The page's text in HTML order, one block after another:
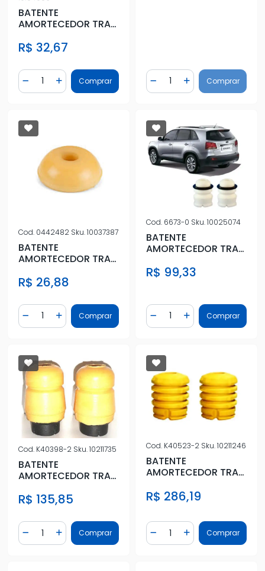
BATENTE
AMORTECEDOR TRAS
R$ 32,67
Diminuir Quantidade
Quantidade
Adicionar Quantidade
Comprar Diminuir Quantidade
Quantidade
AdicionarComprar
Cod. 0442482 Sku.10037387
BATENTE
AMORTECEDOR TRAS
2007 ACIMA
R$ 26,88
Diminuir Quantidade
Quantidade
Adicionar Quantidade
Comprar
Cod. 6673-0 Sku.10025074
BATENTE
AMORTECEDOR TRAS
2013 KIT
R$ 99,33
Diminuir Quantidade
Quantidade
AdicionarComprar
Cod. K40398-2 Sku.10211735
BATENTE
AMORTECEDOR TRAS
10/
R$ 135,85
Diminuir Quantidade
Quantidade
Adicionar Quantidade
Comprar
Cod. K40523-2 Sku.10211246
BATENTE
AMORTECEDOR TRAS
2013/
R$ 286,19
Diminuir Quantidade
Quantidade
AdicionarComprar